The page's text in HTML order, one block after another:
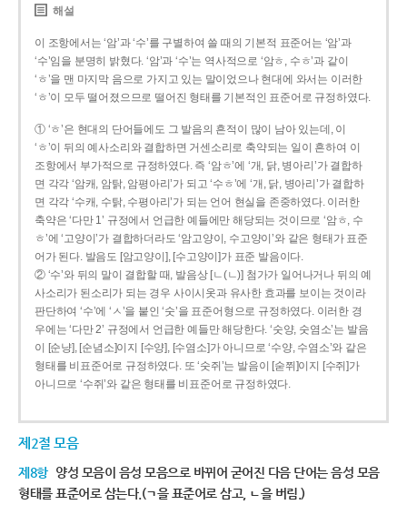
해설
이 조항에서는 ‘암’과 ‘수’를 구별하여 쓸 때의 기본적 표준어는 ‘암’과
‘수’임을 분명히 밝혔다. ‘암’과 ‘수’는 역사적으로 ‘암ㅎ, 수ㅎ’과 같이
‘ㅎ’을 맨 마지막 음으로 가지고 있는 말이었으나 현대에 와서는 이러한
‘ㅎ’이 모두 떨어졌으므로 떨어진 형태를 기본적인 표준어로 규정하였다.
① ‘ㅎ’은 현대의 단어들에도 그 발음의 흔적이 많이 남아 있는데, 이
‘ㅎ’이 뒤의 예사소리와 결합하면 거센소리로 축약되는 일이 흔하여 이
조항에서 부가적으로 규정하였다. 즉 ‘암ㅎ’에 ‘개, 닭, 병아리’가 결합하
면 각각 ‘암캐, 암탉, 암평아리’가 되고 ‘수ㅎ’에 ‘개, 닭, 병아리’가 결합하
면 각각 ‘수캐, 수탉, 수평아리’가 되는 언어 현실을 존중하였다. 이러한
축약은 ‘다만 1’ 규정에서 언급한 예들에만 해당되는 것이므로 ‘암ㅎ, 수
ㅎ’에 ‘고양이’가 결합하더라도 ‘암고양이, 수고양이’와 같은 형태가 표준
어가 된다. 발음도 [암고양이], [수고양이]가 표준 발음이다.
② ‘수’와 뒤의 말이 결합할 때, 발음상 [ㄴ(ㄴ)] 첨가가 일어나거나 뒤의 예
사소리가 된소리가 되는 경우 사이시옷과 유사한 효과를 보이는 것이라
판단하여 ‘수’에 ‘ㅅ’을 붙인 ‘숫’을 표준어형으로 규정하였다. 이러한 경
우에는 ‘다만 2’ 규정에서 언급한 예들만 해당한다. ‘숫양, 숫염소’는 발음
이 [순냥], [순념소]이지 [수양], [수염소]가 아니므로 ‘수양, 수염소’와 같은
형태를 비표준어로 규정하였다. 또 ‘숫쥐’는 발음이 [숟쮜]이지 [수쥐]가
아니므로 ‘수쥐’와 같은 형태를 비표준어로 규정하였다.
제2절 모음
제8항 양성 모음이 음성 모음으로 바뀌어 굳어진 다음 단어는 음성 모음
형태를 표준어로 삼는다.(ㄱ을 표준어로 삼고, ㄴ을 버림.)